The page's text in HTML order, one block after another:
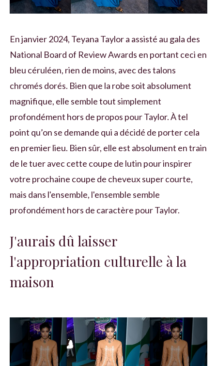
En janvier 2024, Teyana Taylor a assisté au gala des
National Board of Review Awards en portant ceci en
bleu céruléen, rien de moins, avec des talons
chromés dorés. Bien que la robe soit absolument
magnifique, elle semble tout simplement
profondément hors de propos pour Taylor. À tel
point qu’on se demande qui a décidé de porter cela
en premier lieu. Bien sûr, elle est absolument en train
de le tuer avec cette coupe de lutin pour inspirer
votre prochaine coupe de cheveux super courte,
mais dans l'ensemble, l'ensemble semble
profondément hors de caractère pour Taylor.
J'aurais dû laisser
l'appropriation culturelle à la
maison